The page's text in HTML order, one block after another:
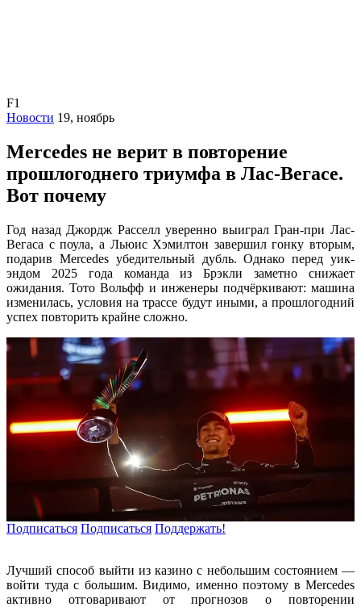
F1
Новости 19, ноябрь
Mercedes не верит в повторение
прошлогоднего триумфа в Лас-Вегасе.
Вот почему
Год назад Джордж Расселл уверенно выиграл Гран-при Лас-
Вегаса с поула, а Льюис Хэмилтон завершил гонку вторым,
подарив Mercedes убедительный дубль. Однако перед уик-
эндом 2025 года команда из Брэкли заметно снижает
ожидания. Тото Вольфф и инженеры подчёркивают: машина
изменилась, условия на трассе будут иными, а прошлогодний
успех повторить крайне сложно.
Подписаться Подписаться Поддержать!
Лучший способ выйти из казино с небольшим состоянием —
войти туда с большим. Видимо, именно поэтому в Mercedes
активно отговаривают от прогнозов о повторении